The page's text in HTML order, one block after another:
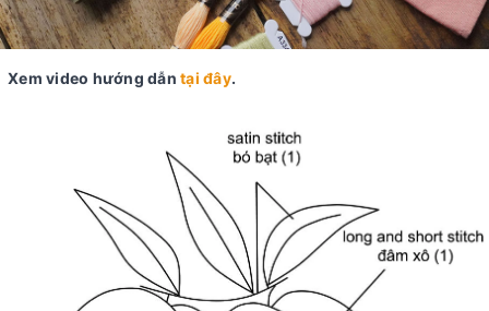
Xem video hướng dẫn tại đây.